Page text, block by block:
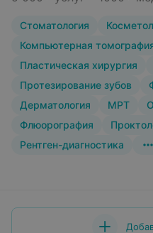
Стоматология
Компьютерная
Пластическая хирургия
Протезирование зубов
Дерматология
МРТ
Флюорография
Рентген-диагностика